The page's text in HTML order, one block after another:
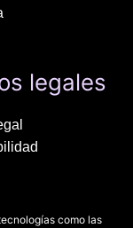
como las
legales
de privacidad